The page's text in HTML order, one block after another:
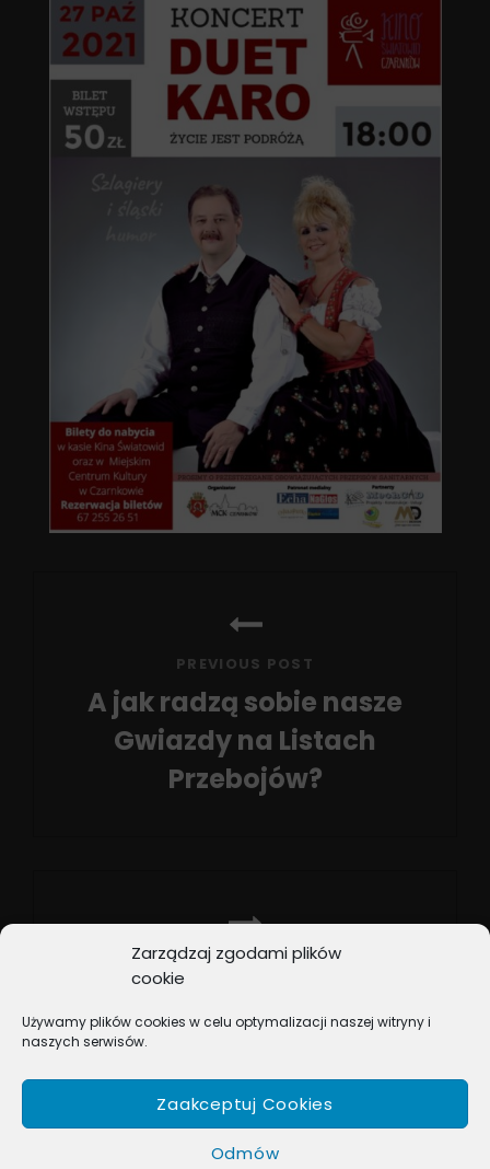
Zarządzaj zgodami plików
cookie
Używamy plików cookies w celu optymalizacji naszej witryny i
naszych serwisów.
Zaakceptuj Cookies
Odmów
PREVIOUS POST
A jak radzą sobie nasze
Gwiazdy na Listach
Przebojów?
NEXT POST
Gwiazd?